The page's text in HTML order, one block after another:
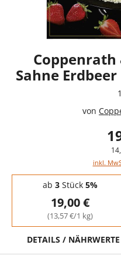
Coppenrath
Sahne
von
inkl.
Staffelpreise - Mengenrabatt
ab 3Stück 5%
19,00 €
(13,57 €/1 kg)
DETAILS /